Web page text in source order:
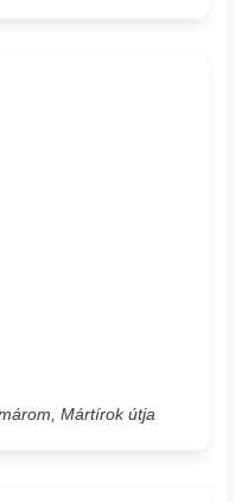
Mártírok útja